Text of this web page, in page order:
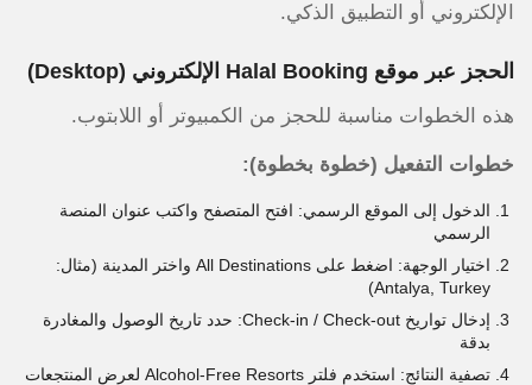
الإلكتروني أو التطبيق الذكي.
الحجز عبر موقع Halal Booking الإلكتروني (Desktop)
هذه الخطوات مناسبة للحجز من الكمبيوتر أو اللابتوب.
خطوات التفعيل (خطوة بخطوة):
الدخول إلى الموقع الرسمي: افتح المتصفح واكتب عنوان المنصة
الرسمي
اختيار الوجهة: اضغط على All Destinations واختر المدينة (مثال:
Antalya, Turkey)
إدخال تواريخ Check-in / Check-out: حدد تاريخ الوصول والمغادرة
بدقة
تصفية النتائج: استخدم فلتر Alcohol-Free Resorts لعرض المنتجعات